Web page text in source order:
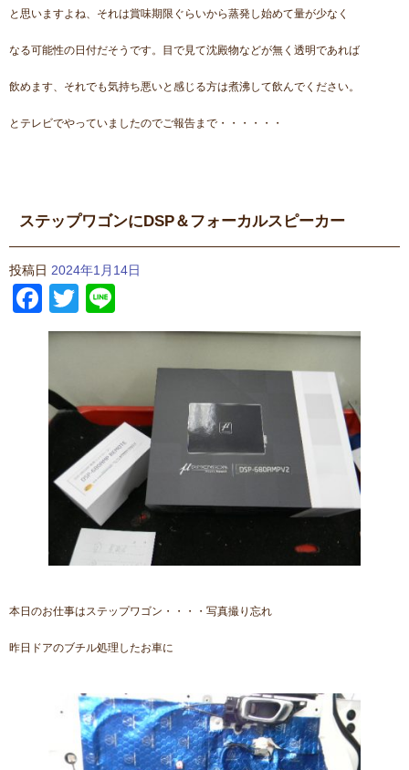
と思いますよね、それは賞味期限ぐらいから蒸発し始めて量が少なく
なる可能性の日付だそうです。目で見て沈殿物などが無く透明であれば
飲めます、それでも気持ち悪いと感じる方は煮沸して飲んでください。
とテレビでやっていましたのでご報告まで・・・・・・
ステップワゴンにDSP＆フォーカルスピーカー
投稿日 2024年1月14日
Facebook
Twitter
本日のお仕事はステップワゴン・・・・写真撮り忘れ
昨日ドアのブチル処理したお車に